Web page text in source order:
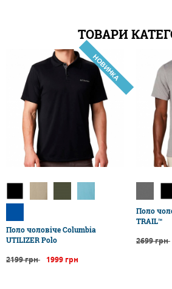
ТОВАРИ
НОВИНКА
Поло чоловіче Columbia
UTILIZER Polo
2199 грн 1999 грн
Поло
TRAIL™
2699 грн